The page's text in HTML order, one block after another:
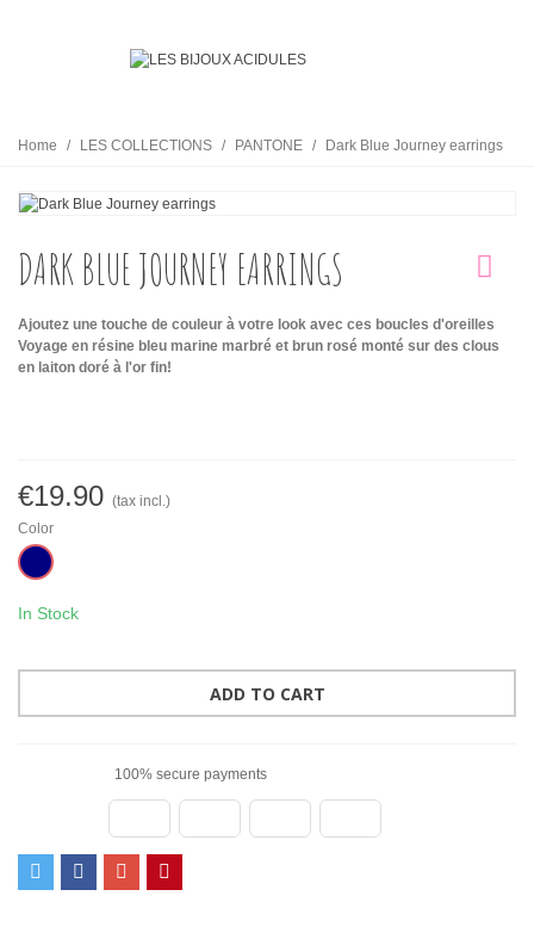
Home / LES COLLECTIONS / PANTONE / Dark Blue Journey earrings
DARK BLUE JOURNEY EARRINGS
Ajoutez une touche de couleur à votre look avec ces boucles d'oreilles
Voyage en résine bleu marine marbré et brun rosé monté sur des clous
en laiton doré à l'or fin!
€19.90 (tax incl.)
Color
Marine
In Stock
ADD TO CART
100% secure payments